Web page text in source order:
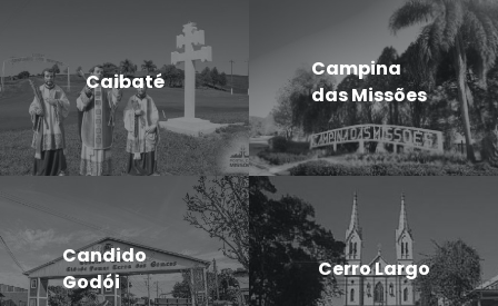
Caibaté
Campina
das Missões
Candido
Godói
Cerro Largo